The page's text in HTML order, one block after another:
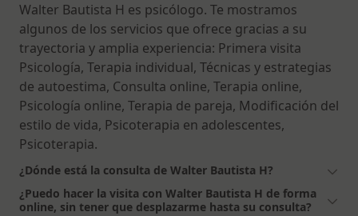
Walter Bautista H es psicólogo. Te mostramos
algunos de los servicios que ofrece gracias a su
trayectoria y amplia experiencia: Primera visita
Psicología, Terapia individual, Técnicas y estrategias
de autoestima, Consulta online, Terapia online,
Psicología online, Terapia de pareja, Modificación del
estilo de vida, Psicoterapia en adolescentes,
Psicoterapia.
¿Dónde está la consulta de Walter Bautista H?
¿Puedo hacer la visita con Walter Bautista H de forma
online, sin tener que desplazarme hasta su consulta?